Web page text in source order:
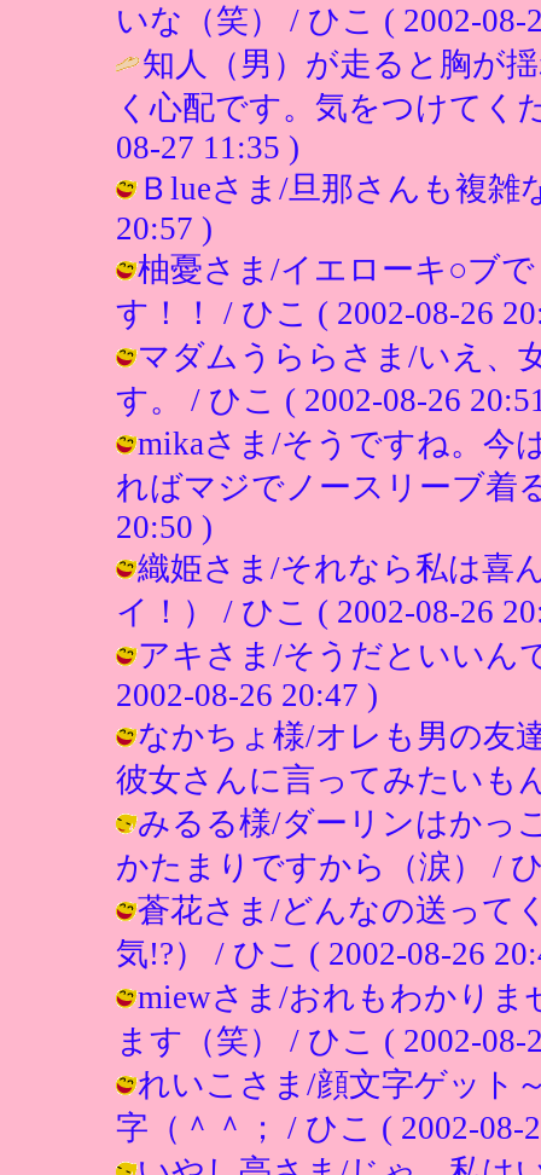
いな（笑） / ひこ ( 2002-08-
知人（男）が走ると胸が
く心配です。気をつけてく
08-27 11:35 )
Ｂlueさま/旦那さんも複雑
20:57 )
柚憂さま/イエローキ○ブ
す！！ / ひこ ( 2002-08-26
マダムうららさま/いえ、
す。 / ひこ ( 2002-08-26
mikaさま/そうですね。今
ればマジでノースリーブ着
20:50 )
織姫さま/それなら私は喜
イ！） / ひこ ( 2002-08-26
アキさま/そうだといいん
2002-08-26 20:47 )
なかちょ様/オレも男の友
彼女さんに言ってみたいも
みるる様/ダーリンはかっ
かたまりですから（涙） /
蒼花さま/どんなの送って
気!?） / ひこ ( 2002-08-26
miewさま/おれもわかりま
ます（笑） / ひこ ( 2002-08-
れいこさま/顔文字ゲット
字（＾＾； / ひこ ( 2002-08-